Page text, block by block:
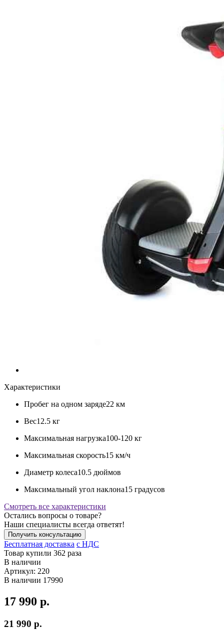
Характеристики
Пробег на одном заряде22 км
Вес12.5 кг
Максимальная нагрузка100-120 кг
Максимальная скорость15 км/ч
Диаметр колеса10.5 дюймов
Максимальный угол наклона15 градусов
Смотреть все характеристики
Остались вопросы о товаре?
Наши специалисты всегда ответят!
Получить консультацию
Бесплатная доставка c НДС
Товар купили 362 раза
В наличии
Артикул: 220
В наличии 17990
17 990 р.
21 990 р.